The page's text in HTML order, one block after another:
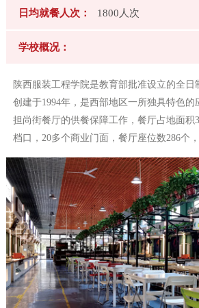
障
合
作
客
日均就餐人次： 1800人次
学校概况：
陕西服装工程学院是教育部批准设立的全日
创建于1994年，是西部地区一所独具特色的
担尚街餐厅的供餐保障工作，餐厅占地面积
档口，20多个商业门面，餐厅座位数286个